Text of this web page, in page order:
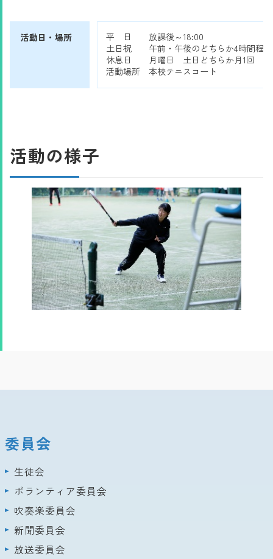
委員会
生徒会
ボランティア委員会
吹奏楽委員会
新聞委員会
放送委員会
活動日・場所
平 日 放課後～18:00
土日祝 午前・午後のどちらか4時間程度
休息日 月曜日 土日どちらか月1回
活動場所 本校テニスコート
活動の様子